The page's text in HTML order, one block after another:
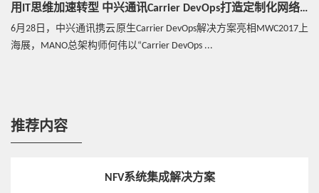
用IT思维加速转型 中兴通讯Carrier DevOps打造定制化网络切片
6月28日，中兴通讯携云原生Carrier DevOps解决方案亮相MWC2017上
海展，MANO总架构师何伟以“Carrier DevOps ...
推荐内容
NFV系统集成解决方案